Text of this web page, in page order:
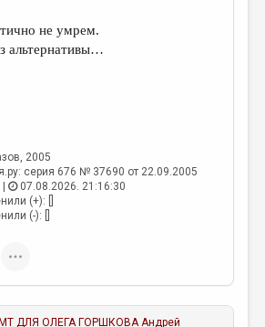
не умрем.
альтернативы…
, 2005
серия 676 № 37690 от 22.09.2005
|
07.08.2026. 21:16:30
(+): []
(-): []
ДЛЯ ОЛЕГА ГОРШКОВА Андрей